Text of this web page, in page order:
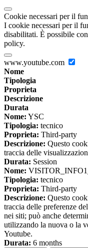
Cookie necessari per il
I cookie necessari per il
disabilitati. È possibile
policy.
www.youtube.com
Nome
Tipologia
Proprieta
Descrizione
Durata
Nome: YSC
Tipologia: tecnico
Proprieta: Third-party
Descrizione: Questo
traccia delle
Durata: Session
Nome:
Tipologia: tecnico
Proprieta: Third-party
Descrizione: Questo
traccia delle preferenze
nei siti; può anche
utilizzando la nuova o la
Youtube.
Durata: 6 months